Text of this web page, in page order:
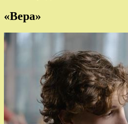
«Вера»